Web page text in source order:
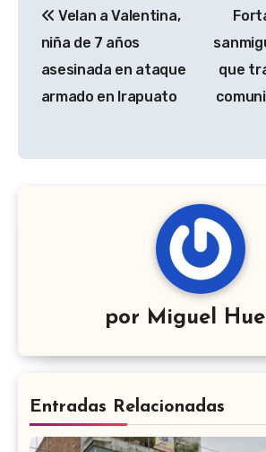
de
entradas
Velan a Valentina,
niña de 7 años
asesinada en ataque
armado en Irapuato
que
por Miguel
Entradas Relacionadas